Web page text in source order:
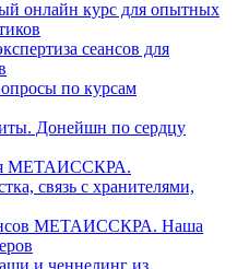
онлайн курс для опытных
сеансов для
по курсам
Донейшн по сердцу
МЕТАИССКРА.
связь с хранителями,
МЕТАИССКРА. Наша
и ченнелинг из